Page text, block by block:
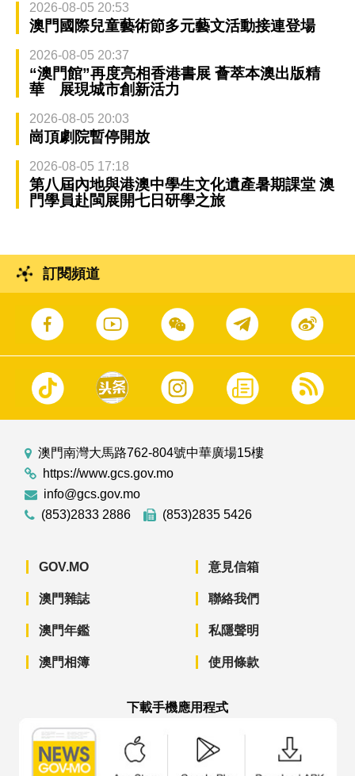
2026-08-05 20:53
澳門國際兒童藝術節多元藝文活動接連登場
2026-08-05 20:37
“澳門館”再度亮相香港書展 薈萃本澳出版精
華 展現城市創新活力
2026-08-05 20:03
崗頂劇院暫停開放
2026-08-05 17:18
第八屆內地與港澳中學生文化遺產暑期課堂 澳
門學員赴閩展開七日研學之旅
訂閱頻道
澳門南灣大馬路762-804號中華廣場15樓
https://www.gcs.gov.mo
info@gcs.gov.mo
(853)2833 2886
(853)2835 5426
GOV.MO
澳門雜誌
澳門年鑑
澳門相簿
意見信箱
聯絡我們
私隱聲明
使用條款
下載手機應用程式